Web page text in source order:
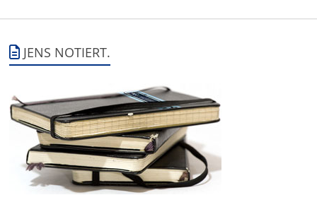
JENS NOTIERT.